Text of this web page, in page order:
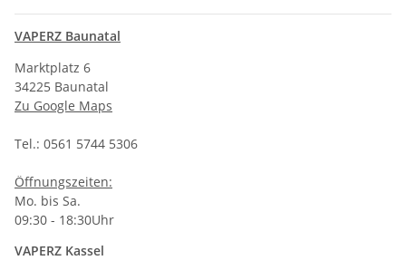
VAPERZ Baunatal
Marktplatz 6
34225 Baunatal
Zu Google Maps
Tel.: 0561 5744 5306
Öffnungszeiten:
Mo. bis Sa.
09:30 - 18:30Uhr
VAPERZ Kassel